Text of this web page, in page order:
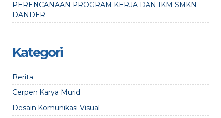
PERENCANAAN PROGRAM KERJA DAN IKM SMKN
DANDER
Kategori
Berita
Cerpen Karya Murid
Desain Komunikasi Visual